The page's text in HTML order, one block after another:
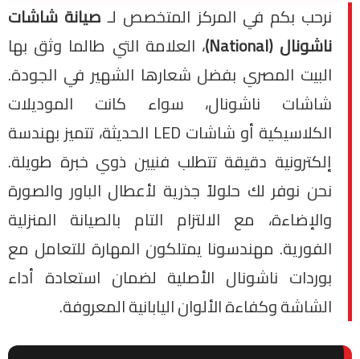
نرحب بكم في المركز المتخصص لـ صيانة شاشات
ناشونال (National)
، العلامة التي طالما وثق بها
البيت المصري بفضل شعارها الشهير في الجودة.
شاشات ناشونال، سواء كانت الموديلات
الكلاسيكية أو شاشات LED الحديثة، تتميز بهندسة
إلكترونية دقيقة تتطلب فنيين ذوي خبرة طويلة.
نحن نوفر لك حلولاً جذرية لأعطال الباور والصورة
والإضاءة، مع الالتزام التام بالصيانة المنزلية
الفورية. مهندسونا يمتلكون المهارة للتعامل مع
بوردات ناشونال الأصلية لضمان استعادة أداء
الشاشة وكفاءة الألوان اليابانية المعروفة.